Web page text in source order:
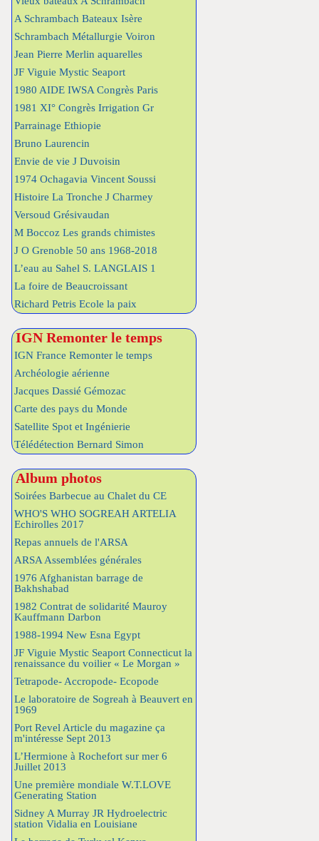
A Schrambach Bateaux Isère
Schrambach Métallurgie Voiron
Jean Pierre Merlin aquarelles
JF Viguie Mystic Seaport
1980 AIDE IWSA Congrès Paris
1981 XI° Congrès Irrigation Gr
Parrainage Ethiopie
Bruno Laurencin
Envie de vie J Duvoisin
1974 Ochagavia Vincent Soussi
Histoire La Tronche J Charmey
Versoud Grésivaudan
M Boccoz Les grands chimistes
J O Grenoble 50 ans 1968-2018
L’eau au Sahel S. LANGLAIS 1
La foire de Beaucroissant
Richard Petris Ecole la paix
IGN Remonter le temps
IGN France Remonter le temps
Archéologie aérienne
Jacques Dassié Gémozac
Carte des pays du Monde
Satellite Spot et Ingénierie
Télédétection Bernard Simon
Album photos
Soirées Barbecue au Chalet du CE
WHO'S WHO SOGREAH ARTELIA
Echirolles 2017
Repas annuels de l'ARSA
ARSA Assemblées générales
1976 Afghanistan barrage de
Bakhshabad
1982 Contrat de solidarité Mauroy
Kauffmann Darbon
1988-1994 New Esna Egypt
JF Viguie Mystic Seaport Connecticut la
renaissance du voilier « Le Morgan »
Tetrapode- Accropode- Ecopode
Le laboratoire de Sogreah à Beauvert en
1969
Port Revel Article du magazine ça
m'intéresse Sept 2013
L’Hermione à Rochefort sur mer 6
Juillet 2013
Une première mondiale W.T.LOVE
Generating Station
Sidney A Murray JR Hydroelectric
station Vidalia en Louisiane